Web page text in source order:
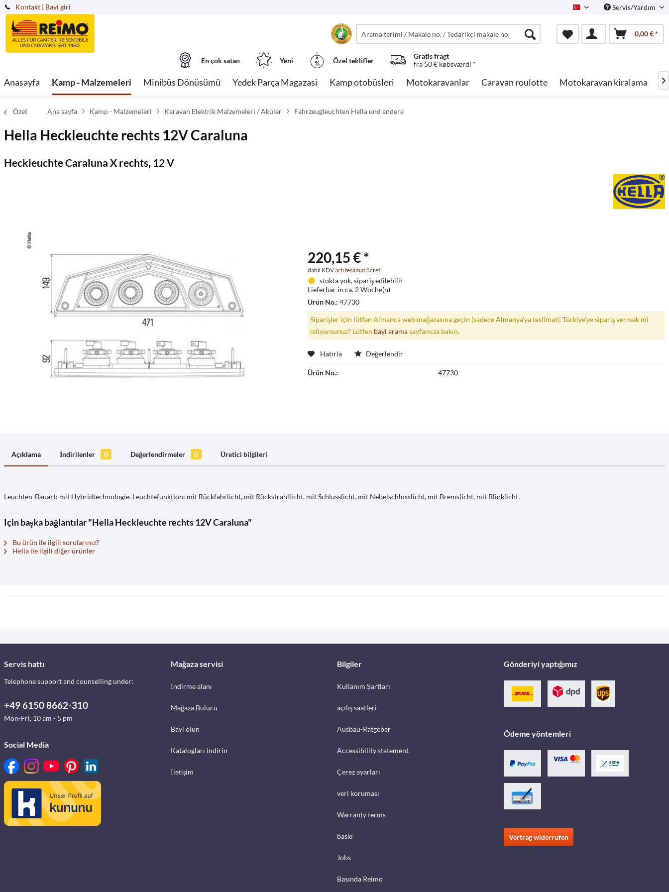
Kontakt Turkish Servis/Yardım
| Bayi giri
0,00 € *
En çok satan Yeni Özel teklifler
Gratis fragt
fra 50 € købsværdi *
Anasayfa Kamp - Malzemeleri Minibüs Dönüsümü Yedek Parça Magazasi Kamp otobüsleri Motokaravanlar Caravan roulotte Motokaravan kiralama 
Özet Ana sayfa Kamp - Malzemeleri Karavan Elektrik Malzemeleri / Aküler Fahrzeugleuchten Hella und andere
Hella Heckleuchte rechts 12V Caraluna
Heckleuchte Caraluna X rechts, 12 V
220,15 € *
dahil KDVartı teslimat ücreti
stokta yok, sipariş edilebilir
Lieferbar in ca. 2 Woche(n)
Ürün No.:47730
Siparişler için lütfen Almanca web mağazasına geçin (sadece Almanya'ya teslimat). Türkiye'ye sipariş vermek mi
istiyorsunuz? Lütfen bayi aramasayfamıza bakın.
Hatırla Değerlendir
Ürün No.: 47730
Açıklama İndirilenler 0 Değerlendirmeler 0 Üretici bilgileri
Leuchten-Bauart: mit Hybridtechnologie. Leuchtefunktion: mit Rückfahrlicht, mit Rückstrahllicht, mit Schlusslicht, mit Nebelschlusslicht, mit Bremslicht, mit Blinklicht
Için başka bağlantılar "Hella Heckleuchte rechts 12V Caraluna"
Bu ürün ile ilgili sorularınız?
Hella ile ilgili diğer ürünler
Servis hattı
Telephone support and counselling under:
+49 6150 8662-310
Mon-Fri, 10 am - 5 pm
Social Media
Mağaza servisi
İndirme alanı
Mağaza Bulucu
Bayi olun
Katalogları indirin
İletişim
Bilgiler
Kullanım Şartları
açılış saatleri
Ausbau-Ratgeber
Accessibility statement
Çerez ayarları
veri koruması
Warranty terms
baskı
Jobs
Basında Reimo
Gönderiyi yaptığımız
Ödeme yöntemleri
Vertrag widerrufen